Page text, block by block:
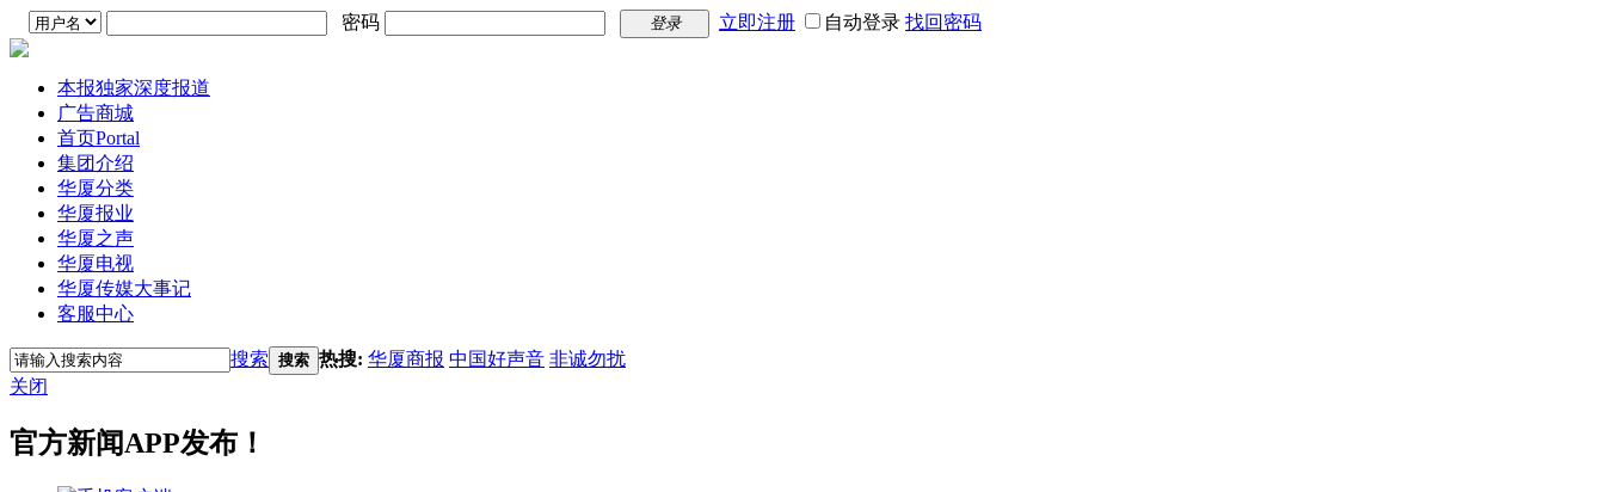
密码 登录 立即注册 自动登录 找回密码
本报独家深度报道
广告商城
首页Portal
集团介绍
华厦分类
华厦报业
华厦之声
华厦电视
华厦传媒大事记
客服中心
搜索 搜索 热搜: 华厦商报 中国好声音 非诚勿扰
关闭
官方新闻APP发布！